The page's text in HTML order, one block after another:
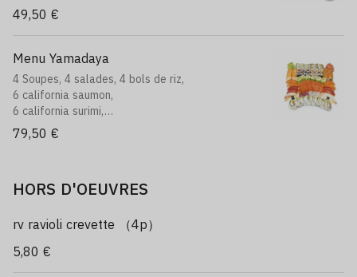
6 california saumon fromage,
10 sushi varié,
18 sashimi assortiment
49,50 €
Menu Yamadaya
4 Soupes, 4 salades, 4 bols de riz,
6 california saumon,
6 california surimi,
6 maki saumon,
6 maki thon,
6 california royale,
18 sashimi assortiment,
79,50 €
HORS D'OEUVRES
rv ravioli crevette （4p）
5,80 €